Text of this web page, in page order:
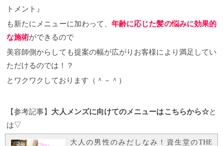
トメント』
も新たにメニューに加わって、年齢に応じた髪の悩みに効果的
な施術ができるので
美容師側からしても提案の幅が広がりお客様により満足してい
ただけるのでは！？
とワクワクしております（＾－＾）
【参考記事】 大人メンズに向けてのメニューはこちらから☆と
は▽
大人の男性のみだしなみ！資生堂のTHE